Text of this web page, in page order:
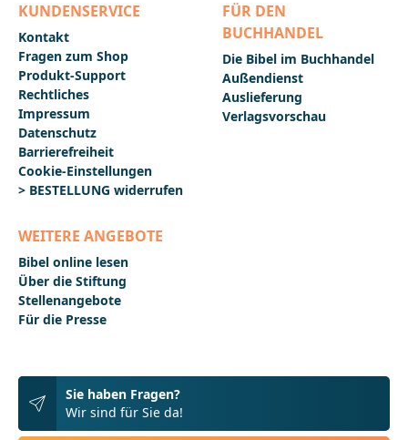
KUNDENSERVICE
Kontakt
Fragen zum Shop
Produkt-Support
Rechtliches
Impressum
Datenschutz
Barrierefreiheit
Cookie-Einstellungen
> BESTELLUNG widerrufen
FÜR DEN
BUCHHANDEL
Die Bibel im Buchhandel
Außendienst
Auslieferung
Verlagsvorschau
WEITERE ANGEBOTE
Bibel online lesen
Über die Stiftung
Stellenangebote
Für die Presse
Sie haben Fragen?
Wir sind für Sie da!